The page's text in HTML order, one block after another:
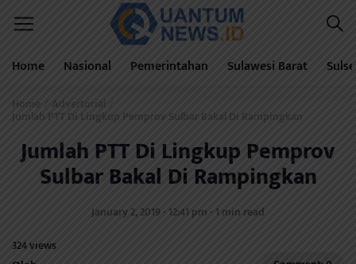
Home Nasional Pemerintahan Sulawesi Barat
Home / Advertorial /
Jumlah PTT Di Lingkup Pemprov Sulbar Bakal Di Rampingkan
Jumlah PTT Di Lingkup Pemprov
Sulbar Bakal Di Rampingkan
January 2, 2019 - 12:41 pm - 1 min read
324 views